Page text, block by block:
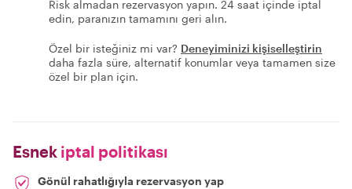
Risk almadan rezervasyon yapın. 24 saat içinde iptal
edin, paranızın tamamını geri alın.
Özel bir isteğiniz mi var? Deneyiminizi kişiselleştirin
daha fazla süre, alternatif konumlar veya tamamen size
özel bir plan için.
Esnek iptal politikası
Gönül rahatlığıyla rezervasyon yap